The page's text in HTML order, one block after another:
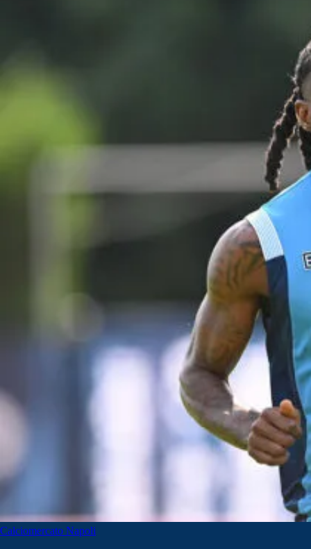
Calciomercato Napoli